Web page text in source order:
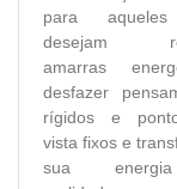
para
desejam
amarras
desfazer
rígidos e
vista fixos e
sua